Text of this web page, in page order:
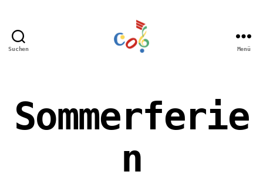
Suchen
Hamm
Menü
Sommerferie
n